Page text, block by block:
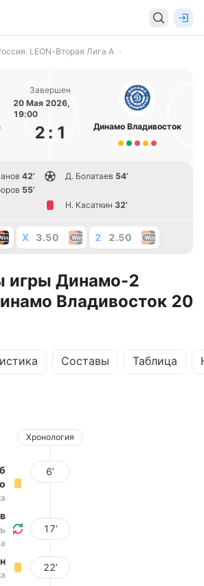
LEON-Вторая Лига А
Завершен
20 Мая 2026,
19:00
2 : 1 Динамо Владивосток
42’
55’
Д. Болатаев 54’
Н. Касаткин 32’
X 3.50 2 2.50
игры Динамо-2
Владивосток 20
Составы Таблица
Хронология
6’
17’
22’